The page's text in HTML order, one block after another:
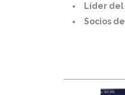
Líder
Socios